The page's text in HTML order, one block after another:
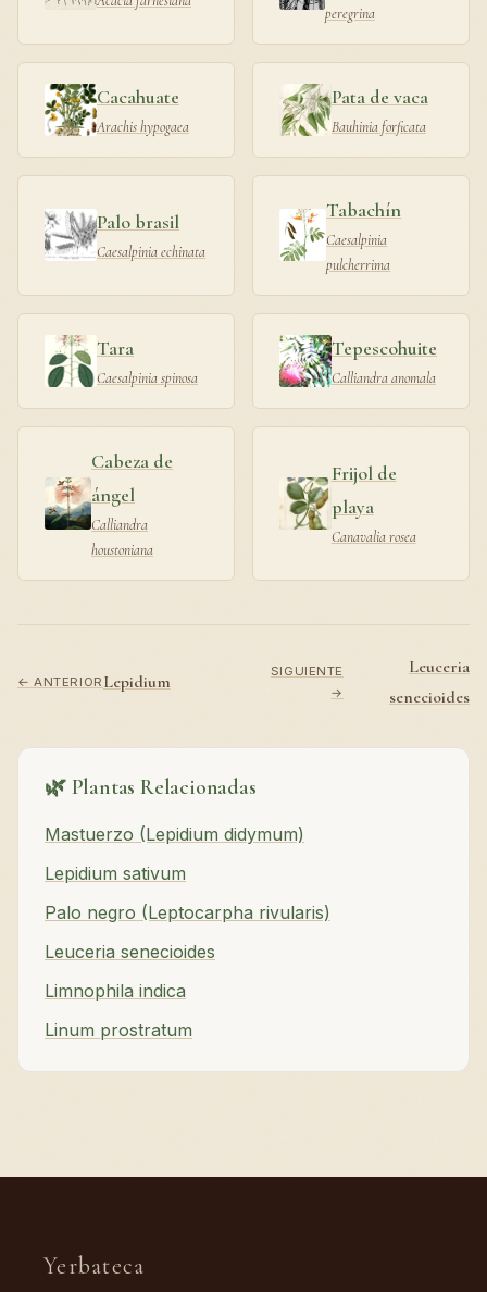
peregrina
Cacahuate
Arachis hypogaea
Pata de vaca
Bauhinia forficata
Palo brasil
Caesalpinia echinata
Tabachín
Caesalpinia
pulcherrima
Tara
Caesalpinia spinosa
Tepescohuite
Calliandra anomala
Cabeza de
ángel
Calliandra
houstoniana
Frijol de
playa
Canavalia rosea
← ANTERIOR Lepidium
SIGUIENTE
→
Leuceria
senecioides
🌿 Plantas Relacionadas
Mastuerzo (Lepidium didymum)
Lepidium sativum
Palo negro (Leptocarpha rivularis)
Leuceria senecioides
Limnophila indica
Linum prostratum
Yerbateca